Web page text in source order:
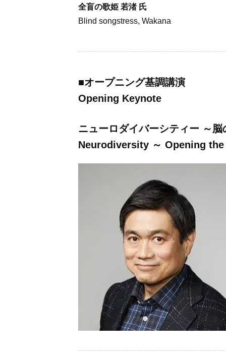
全盲の歌姫 若渚 氏
Blind songstress, Wakana
■オープニング基調講演
Opening Keynote
ニューロダイバーシティー ～
Neurodiversity ～ Opening